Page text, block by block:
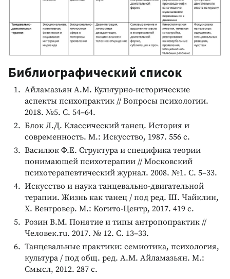
Библиографический список
Айламазьян А.М. Культурно-исторические
аспекты психопрактик // Вопросы психологии.
2018. №5. С. 54–64.
Блок Л.Д. Классический танец. История и
современность. М.: Искусство, 1987. 556 с.
Василюк Ф.Е. Структура и специфика теории
понимающей психотерапии // Московский
психотерапевтический журнал. 2008. №1. С. 5–33.
Искусство и наука танцевально-двигательной
терапии. Жизнь как танец / под ред. Ш. Чайклин,
Х. Венгровер. М.: Когито-Центр, 2017. 419 с.
Розин В.М. Понятие и типы антропопрактик //
Человек.ru. 2017. № 12. С. 13–33.
Танцевальные практики: семиотика, психология,
культура / под общ. ред. А.М. Айламазьян. М.:
Смысл, 2012. 287 с.